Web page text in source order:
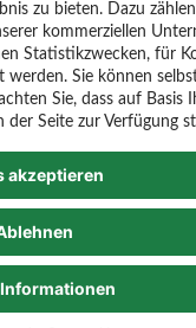
Uhr geöffnet:
statt.